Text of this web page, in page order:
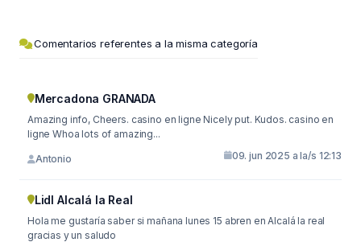
Comentarios referentes a la misma categoría
Mercadona GRANADA
Amazing info, Cheers. casino en ligne Nicely put. Kudos. casino en
ligne Whoa lots of amazing...
Antonio 09. jun 2025 a la/s 12:13
Lidl Alcalá la Real
Hola me gustaría saber si mañana lunes 15 abren en Alcalá la real
gracias y un saludo